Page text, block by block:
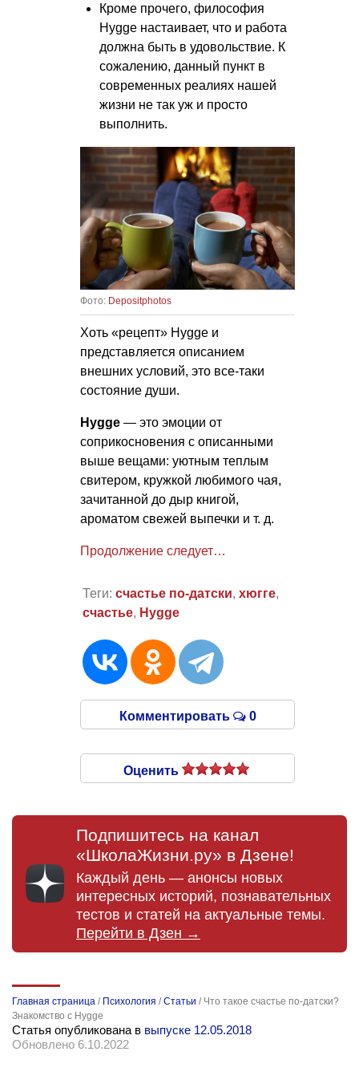
Кроме прочего, философия
Hygge настаивает, что и работа
должна быть в удовольствие. К
сожалению, данный пункт в
современных реалиях нашей
жизни не так уж и просто
выполнить.
Фото: Depositphotos
Хоть «рецепт» Hygge и
представляется описанием
внешних условий, это все-таки
состояние души.
Hygge — это эмоции от
соприкосновения с описанными
выше вещами: уютным теплым
свитером, кружкой любимого чая,
зачитанной до дыр книгой,
ароматом свежей выпечки и т. д.
Продолжение следует…
Теги: счастье по-датски, хюгге,
счастье, Hygge
Комментировать 0
Оценить
Подпишитесь на канал
«ШколаЖизни.ру» в Дзене!
Каждый день — анонсы новых
интересных историй, познавательных
тестов и статей на актуальные темы.
Перейти в Дзен →
Главная страница / Психология /Статьи / Что такое счастье по-датски?
Знакомство с Hygge
Статья опубликована в выпуске 12.05.2018
Обновлено 6.10.2022